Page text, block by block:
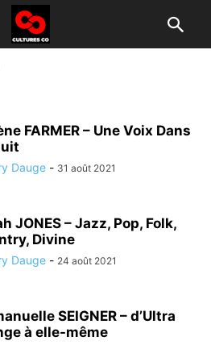
FARMER – Une Voix Dans
Dauge - 31 août 2021
JONES – Jazz, Pop, Folk,
Divine
Dauge - 24 août 2021
SEIGNER – d’Ultra
à elle-même